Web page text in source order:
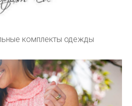
комплекты одежды